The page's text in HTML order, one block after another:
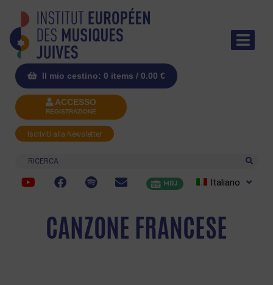
Il mio cestino: 0 items / 0.00 €
ACCESSO
REGISTRAZIONE
Iscriviti alla Newsletter
Ricerca
MRJ Italiano
CANZONE FRANCESE